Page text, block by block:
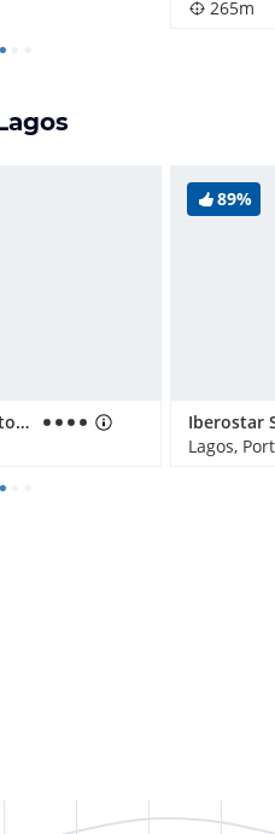
265m
Hotel Clube Porto Mos
89%
Lagos,